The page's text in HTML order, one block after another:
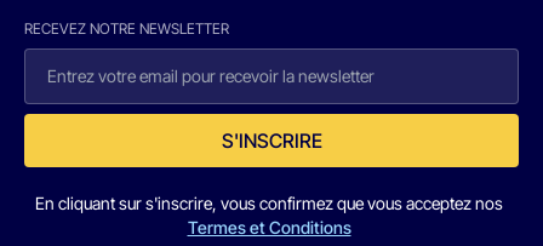
RECEVEZ NOTRE NEWSLETTER
S'INSCRIRE
En cliquant sur s'inscrire, vous confirmez que vous acceptez nos
Termes et Conditions